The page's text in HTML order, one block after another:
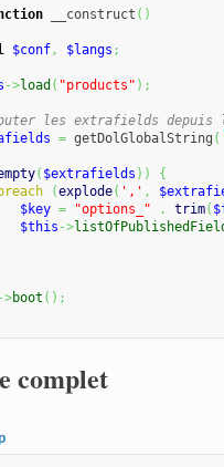
__construct ( )
$conf, $langs ;
->load ( "products" ) ;
les extrafields depuis
= getDolGlobalString (
( $extrafields ) )
{
(explode( ',' ,
$key = "options_" . trim(
$this ->
->boot ( ) ;
complet